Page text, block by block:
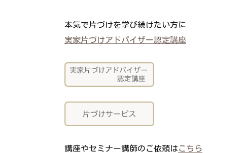
本気で片づけを学び続けたい方に
実家片づけアドバイザー認定講座
講座やセミナー講師のご依頼はこちら